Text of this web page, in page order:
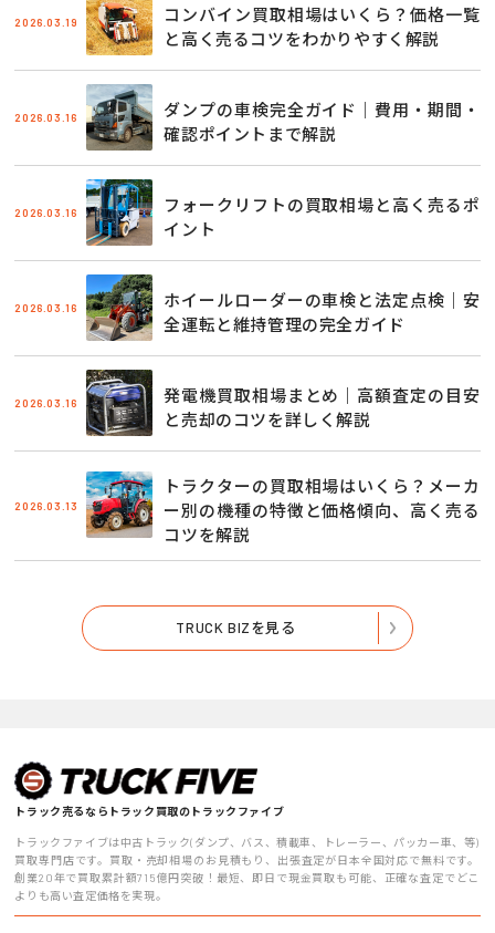
2026.03.19
コンバイン買取相場はいくら？価格一覧
と高く売るコツをわかりやすく解説
2026.03.16
ダンプの車検完全ガイド｜費用・期間・
確認ポイントまで解説
2026.03.16
フォークリフトの買取相場と高く売るポ
イント
2026.03.16
ホイールローダーの車検と法定点検｜安
全運転と維持管理の完全ガイド
2026.03.16
発電機買取相場まとめ｜高額査定の目安
と売却のコツを詳しく解説
2026.03.13
トラクターの買取相場はいくら？メーカ
ー別の機種の特徴と価格傾向、高く売る
コツを解説
TRUCK BIZを見る
トラック売るならトラック買取のトラックファイブ
トラックファイブは中古トラック(ダンプ、バス、積載車、トレーラー、パッカー車、等)
買取専門店です。買取・売却相場のお見積もり、出張査定が日本全国対応で無料です。
創業20年で買取累計額715億円突破！最短、即日で現金買取も可能、正確な査定でどこ
よりも高い査定価格を実現。